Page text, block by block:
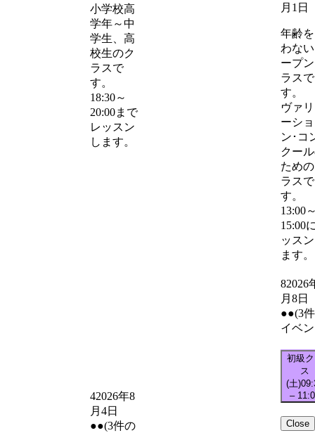
小学校高
学年～中
学生、高
校生のク
ラスで
す。
18:30～
20:00まで
レッスン
します。
月1日
年齢
わな
ープ
ラスで
す。
ヴァ
ーショ
ン･コ
クー
ため
ラスで
す。
13:00
15:00
ッス
ます。
42026年8
月4日
●●(3件の
82026
月8日
●●(3
イベ
初級
ス
(土)
–
Close